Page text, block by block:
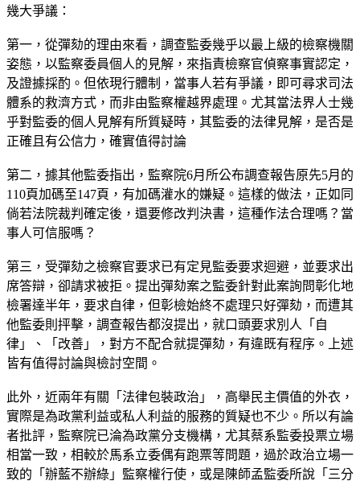
幾大爭議：
第一，從彈劾的理由來看，調查監委幾乎以最上級的檢察機關
姿態，以監察委員個人的見解，來指責檢察官偵察事實認定，
及證據採酌。但依現行體制，當事人若有爭議，即可尋求司法
體系的救濟方式，而非由監察權越界處理。尤其當法界人士幾
乎對監委的個人見解有所質疑時，其監委的法律見解，是否是
正確且有公信力，確實值得討論
第二，據其他監委指出，監察院6月所公布調查報告原先5月的
110頁加碼至147頁，有加碼灌水的嫌疑。這樣的做法，正如同
倘若法院裁判確定後，還要修改判決書，這種作法合理嗎？當
事人可信服嗎？
第三，受彈劾之檢察官要求已有定見監委要求迴避，並要求出
席答辯，卻請求被拒。提出彈劾案之監委針對此案詢問彰化地
檢署達半年，要求自律，但彰檢始終不處理只好彈劾，而遭其
他監委則抨擊，調查報告都沒提出，就口頭要求別人「自
律」、「改善」，對方不配合就提彈劾，有違既有程序。上述
皆有值得討論與檢討空間。
此外，近兩年有關「法律包裝政治」，高舉民主價值的外衣，
實際是為政黨利益或私人利益的服務的質疑也不少。所以有論
者批評，監察院已淪為政黨分支機構，尤其蔡系監委投票立場
相當一致，相較於馬系立委偶有跑票等問題，過於政治立場一
致的「辦藍不辦綠」監察權行使，或是陳師孟監委所說「三分